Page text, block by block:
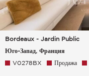
Bordeaux - Jardin Public
Юго-Запад, Франция
V0278BX Продажа